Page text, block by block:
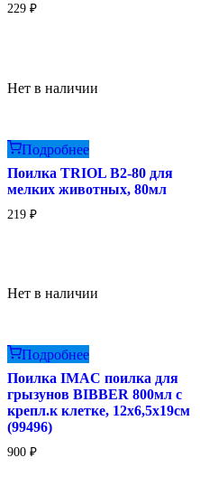
229 ₽
Нет в наличии
Подробнее
Поилка TRIOL B2-80 для
мелких животных, 80мл
219 ₽
Нет в наличии
Подробнее
Поилка IMAC поилка для
грызунов BIBBER 800мл с
крепл.к клетке, 12х6,5х19см
(99496)
900 ₽